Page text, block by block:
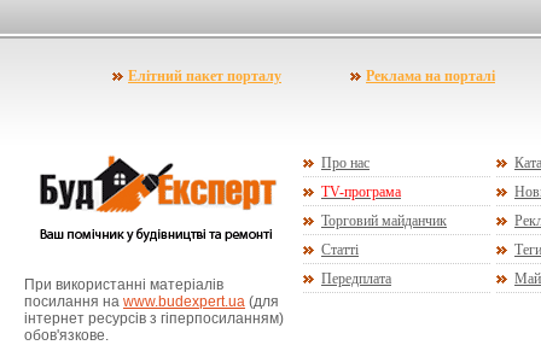
Елітний пакет порталу Реклама на порталі
При використанні матеріалів
посилання на www.budexpert.ua (для
інтернет ресурсів з гіперпосиланням)
обов'язкове.
Про нас
TV-програма
Торговий майданчик
Статті
Теги
Передплата